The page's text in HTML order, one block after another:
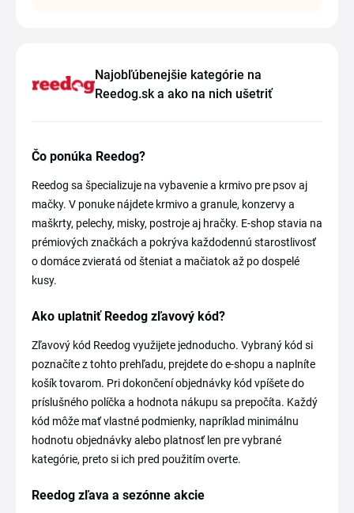
Najobľúbenejšie kategórie na
Reedog.sk a ako na nich ušetriť
Čo ponúka Reedog?
Reedog sa špecializuje na vybavenie a krmivo pre psov aj
mačky. V ponuke nájdete krmivo a granule, konzervy a
maškrty, pelechy, misky, postroje aj hračky. E-shop stavia na
prémiových značkách a pokrýva každodennú starostlivosť
o domáce zvieratá od šteniat a mačiatok až po dospelé
kusy.
Ako uplatniť Reedog zľavový kód?
Zľavový kód Reedog využijete jednoducho. Vybraný kód si
poznačíte z tohto prehľadu, prejdete do e-shopu a naplníte
košík tovarom. Pri dokončení objednávky kód vpíšete do
príslušného políčka a hodnota nákupu sa prepočíta. Každý
kód môže mať vlastné podmienky, napríklad minimálnu
hodnotu objednávky alebo platnosť len pre vybrané
kategórie, preto si ich pred použitím overte.
Reedog zľava a sezónne akcie